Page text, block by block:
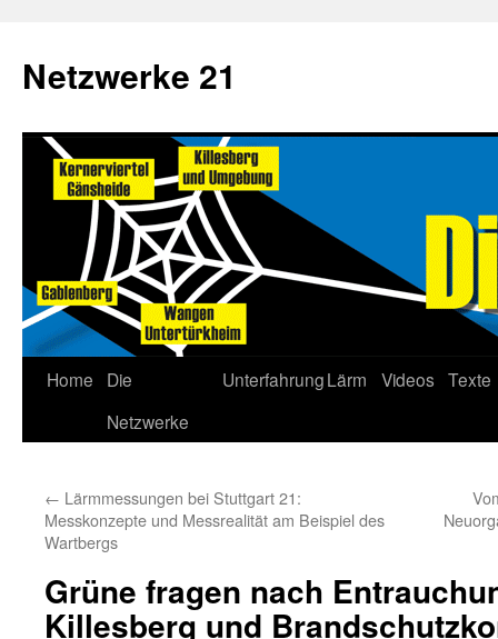
Netzwerke 21
Home
Die
Netzwerke
UnterfahrungLärm Videos Texte
← Lärmmessungen bei Stuttgart 21:
Messkonzepte und Messrealität am Beispiel des
Wartbergs
Grüne fragen nach
Killesberg und